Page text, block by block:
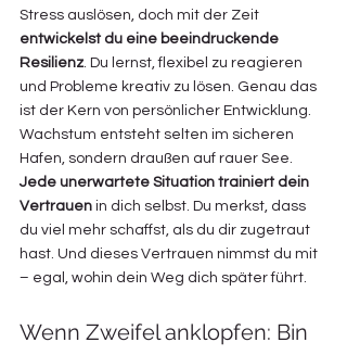
Stress auslösen, doch mit der Zeit
entwickelst du eine beeindruckende
Resilienz. Du lernst, flexibel zu reagieren
und Probleme kreativ zu lösen. Genau das
ist der Kern von persönlicher Entwicklung.
Wachstum entsteht selten im sicheren
Hafen, sondern draußen auf rauer See.
Jede unerwartete Situation trainiert dein
Vertrauen in dich selbst. Du merkst, dass
du viel mehr schaffst, als du dir zugetraut
hast. Und dieses Vertrauen nimmst du mit
– egal, wohin dein Weg dich später führt.
Wenn Zweifel anklopfen: Bin